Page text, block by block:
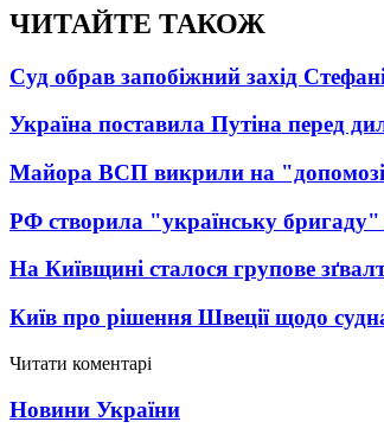
ЧИТАЙТЕ ТАКОЖ
Суд обрав запобіжний захід
Україна поставила Путіна перед
Майора ВСП викрили на
РФ створила "українську
На Київщині сталося групове
Київ про рішення Швеції щодо
Читати коментарі
Новини України